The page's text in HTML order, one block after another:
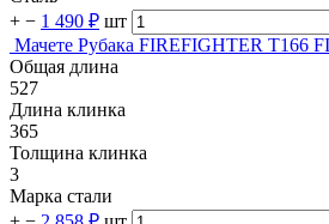
+ − 1 490 ₽ шт
Мачете Рубака FIREFIGHTER T166
Общая длина
527
Длина клинка
365
Толщина клинка
3
Марка стали